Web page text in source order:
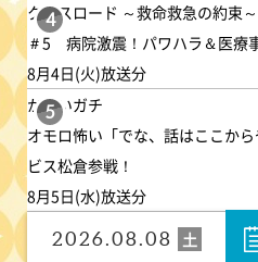
4
クロスロード ～救命救急の約束～
＃5 病院激震！パワハラ＆医療
8月4日(火)放送分
5
かまいガチ
オモロ怖い「でな、話はここか
ビス松倉参戦！
8月5日(水)放送分
2026.08.08 土